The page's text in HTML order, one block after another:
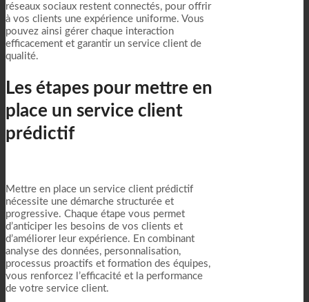
réseaux sociaux restent connectés, pour offrir
à vos clients une expérience uniforme. Vous
pouvez ainsi gérer chaque interaction
efficacement et garantir un service client de
qualité.
Les étapes pour mettre en
place un service client
prédictif
Mettre en place un service client prédictif
nécessite une démarche structurée et
progressive. Chaque étape vous permet
d’anticiper les besoins de vos clients et
d’améliorer leur expérience. En combinant
analyse des données, personnalisation,
processus proactifs et formation des équipes,
vous renforcez l’efficacité et la performance
de votre service client.